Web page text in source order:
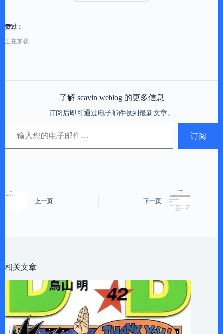
赞过：
正在加载……
了解 scavin weblog 的更多信息
订阅后即可通过电子邮件收到最新文章。
输入您的电子邮件…
订阅
上一页 下一页
相关文章